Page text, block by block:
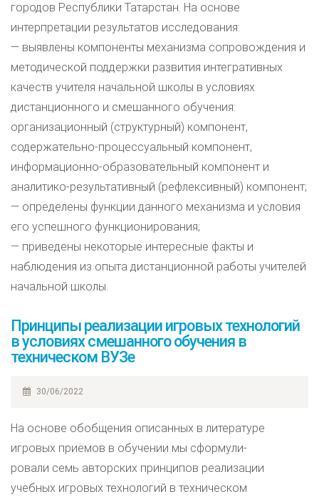
городов Республики Татарстан. На основе
интерпретации результатов исследования:
— выявлены компоненты механизма сопровождения и
методической поддержки развития интегративных
качеств учителя начальной школы в условиях
дистанционного и смешанного обучения:
организационный (структурный) компонент,
содержательно-процессуальный компонент,
информационно-образовательный компонент и
аналитико-результативный (рефлексивный) компонент;
— определены функции данного механизма и условия
его успешного функционирования;
— приведены некоторые интересные факты и
наблюдения из опыта дистанционной работы учителей
начальной школы.
Принципы реализации игровых технологий
в условиях смешанного обучения в
техническом ВУЗе
30/06/2022
На основе обобщения описанных в литературе
игровых приёмов в обучении мы сформули-
ровали семь авторских принципов реализации
учебных игровых технологий в техническом